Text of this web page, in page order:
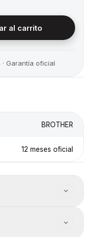
al carrito
Garantía oficial
BROTHER
12 meses oficial
Impresoras